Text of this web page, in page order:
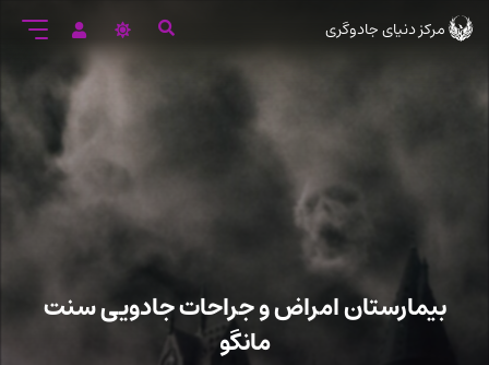
ورود
اصلی
مرکز دنیای جادوگری
بیمارستان امراض و جراحات جادویی سنت
مانگو